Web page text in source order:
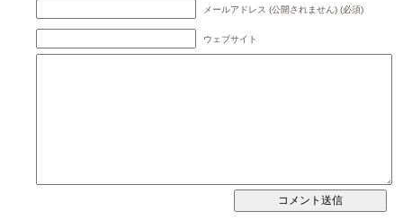
メールアドレス (公開されません) (必須)
ウェブサイト